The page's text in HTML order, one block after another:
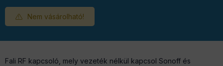
Nem vásárolható!
Fali RF kapcsoló, mely vezeték nélkül kapcsol Sonoff és